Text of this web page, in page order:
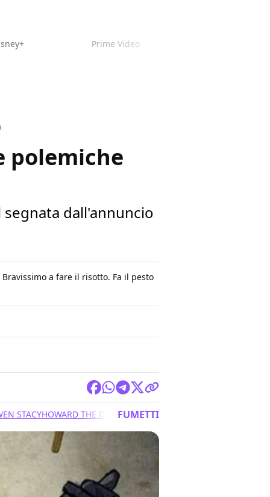
Prime Video
polemiche
dall'annuncio
a fare il risotto. Fa il pesto
STACYHOWARD THE DUCKSILKSPIDER-WOMAN
FUMETTI